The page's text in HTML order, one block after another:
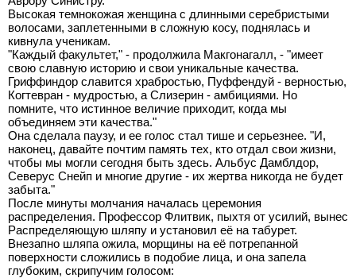
Высокая темнокожая женщина с длинными серебристыми
волосами, заплетенными в сложную косу, поднялась и
кивнула ученикам.
"Каждый факультет," - продолжила Макгонагалл, - "имеет
свою славную историю и свои уникальные качества.
Гриффиндор славится храбростью, Пуффендуй - верностью,
Когтевран - мудростью, а Слизерин - амбициями. Но
помните, что истинное величие приходит, когда мы
объединяем эти качества."
Она сделала паузу, и ее голос стал тише и серьезнее. "И,
наконец, давайте почтим память тех, кто отдал свои жизни,
чтобы мы могли сегодня быть здесь. Альбус Дамблдор,
Северус Снейп и многие другие - их жертва никогда не будет
забыта."
После минуты молчания началась церемония
распределения. Профессор Флитвик, пыхтя от усилий, вынес
Распределяющую шляпу и установил её на табурет.
Внезапно шляпа ожила, морщины на её потрепанной
поверхности сложились в подобие лица, и она запела
глубоким, скрипучим голосом: